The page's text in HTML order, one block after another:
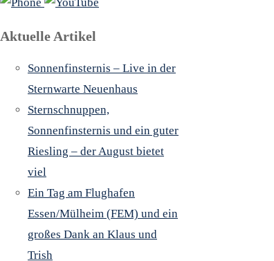
Aktuelle Artikel
Sonnenfinsternis – Live in der
Sternwarte Neuenhaus
Sternschnuppen,
Sonnenfinsternis und ein guter
Riesling – der August bietet
viel
Ein Tag am Flughafen
Essen/Mülheim (FEM) und ein
großes Dank an Klaus und
Trish